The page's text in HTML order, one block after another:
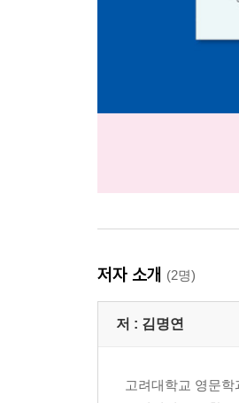
저자 소개 (2명)
저 : 김명연
고려대학교 영문